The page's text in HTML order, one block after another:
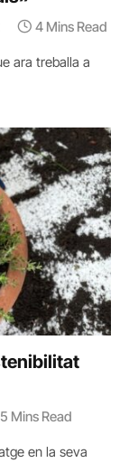
4 Mins Read
ara treballa a
5 Mins Read
en la seva